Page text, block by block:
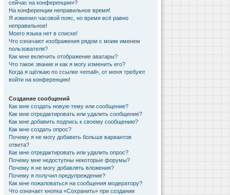
сейчас на конференции»?
На конференции неправильное время!
Я изменил часовой пояс, но время всё равно
неправильное!
Моего языка нет в списке!
Что означают изображения рядом с моим именем
пользователя?
Как мне включить отображение аватары?
Что такое звание и как я могу изменить его?
Когда я щёлкаю по ссылке «email», от меня требуют
войти на конференцию!
Создание сообщений
Как мне создать новую тему или сообщение?
Как мне отредактировать или удалить сообщение?
Как мне добавить подпись к своему сообщению?
Как мне создать опрос?
Почему я не могу добавить больше вариантов
ответа?
Как мне отредактировать или удалить опрос?
Почему мне недоступны некоторые форумы?
Почему я не могу добавлять вложения?
Почему я получил предупреждение?
Как мне пожаловаться на сообщения модератору?
Что означает кнопка «Сохранить» при создании